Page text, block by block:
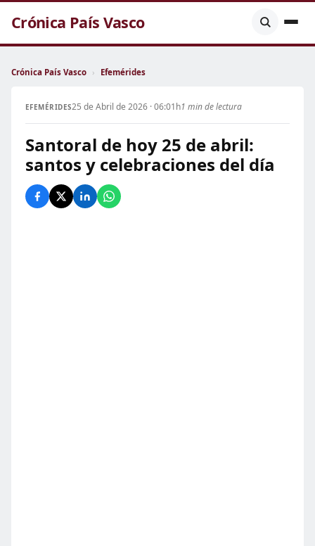
Crónica País Vasco
Crónica País Vasco › Efemérides
EFEMÉRIDES25 de Abril de 2026 · 06:01h1 min de lectura
Santoral de hoy 25 de abril:
santos y celebraciones del día